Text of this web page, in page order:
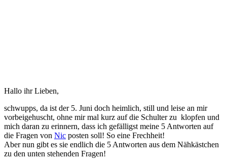
Hallo ihr Lieben,
schwupps, da ist der 5. Juni doch heimlich, still und leise an mir
vorbeigehuscht, ohne mir mal kurz auf die Schulter zu klopfen und
mich daran zu erinnern, dass ich gefälligst meine 5 Antworten auf
die Fragen von Nic posten soll! So eine Frechheit!
Aber nun gibt es sie endlich die 5 Antworten aus dem Nähkästchen
zu den unten stehenden Fragen!